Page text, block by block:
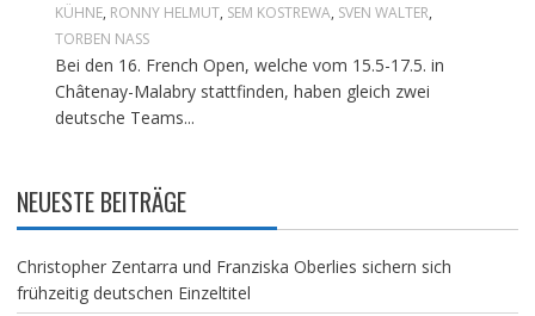
KÜHNE, RONNY HELMUT, SEM KOSTREWA, SVEN WALTER,
TORBEN NASS
Bei den 16. French Open, welche vom 15.5-17.5. in
Châtenay-Malabry stattfinden, haben gleich zwei
deutsche Teams...
NEUESTE BEITRÄGE
Christopher Zentarra und Franziska Oberlies sichern sich
frühzeitig deutschen Einzeltitel